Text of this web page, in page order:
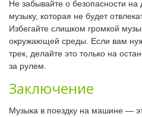
Не забывайте о безопасности
музыку, которая не будет
Избегайте слишком громкой
окружающей среды. Если вам
трек, делайте это только на
за рулем.
Заключение
Музыка в поездку на машине —